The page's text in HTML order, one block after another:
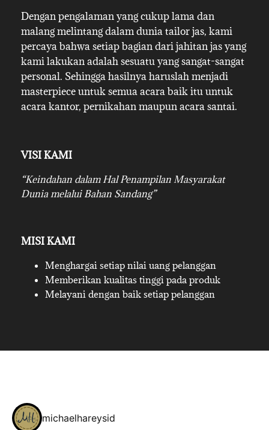
Dengan pengalaman yang cukup lama dan
malang melintang dalam dunia tailor jas, kami
percaya bahwa setiap bagian dari jahitan jas yang
kami lakukan adalah sesuatu yang sangat-sangat
personal. Sehingga hasilnya haruslah menjadi
masterpiece untuk semua acara baik itu untuk
acara kantor, pernikahan maupun acara santai.
VISI KAMI
“Keindahan dalam Hal Penampilan Masyarakat
Dunia melalui Bahan Sandang”
MISI KAMI
Menghargai setiap nilai uang pelanggan
Memberikan kualitas tinggi pada produk
Melayani dengan baik setiap pelanggan
michaelhareysid